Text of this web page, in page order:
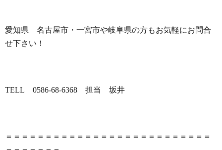
愛知県 名古屋市・一宮市や岐阜県の方もお気軽にお問合
せ下さい！
TELL 0586-68-6368 担当 坂井
＝＝＝＝＝＝＝＝＝＝＝＝＝＝＝＝＝＝＝＝＝＝＝＝＝＝